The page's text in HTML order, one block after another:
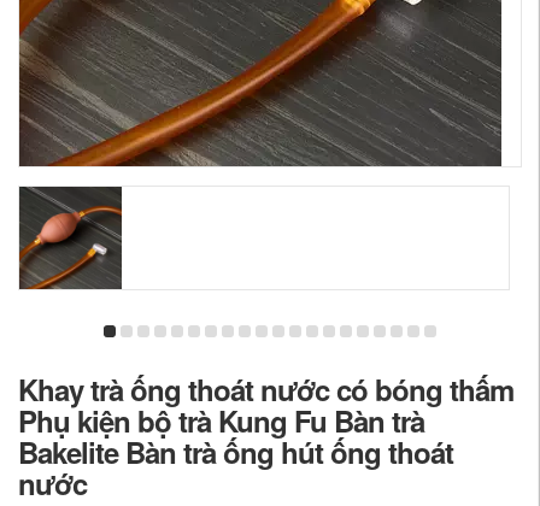
Khay trà ống thoát nước có bóng thấm
Phụ kiện bộ trà Kung Fu Bàn trà
Bakelite Bàn trà ống hút ống thoát
nước